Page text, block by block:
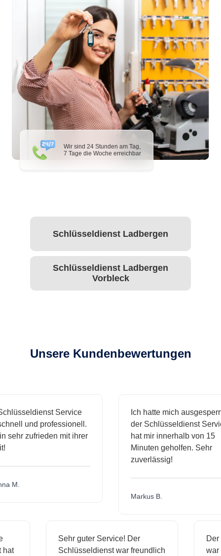
Wir sind 24 Stunden am Tag,
7 Tage die Woche erreichbar
Schlüsseldienst Ladbergen
Schlüsseldienst Ladbergen
Vorbleck
Unsere Kundenbewertungen
Service
und professionell.
sehr zufrieden mit ihrer
M.
Ich hatte mich ausgesperrt
der Schlüsseldienst
hat mir innerhalb von 15
Minuten geholfen. Sehr
zuverlässig!
Markus B.
hat
Sehr guter Service! Der
Schlüsseldienst war freundlich